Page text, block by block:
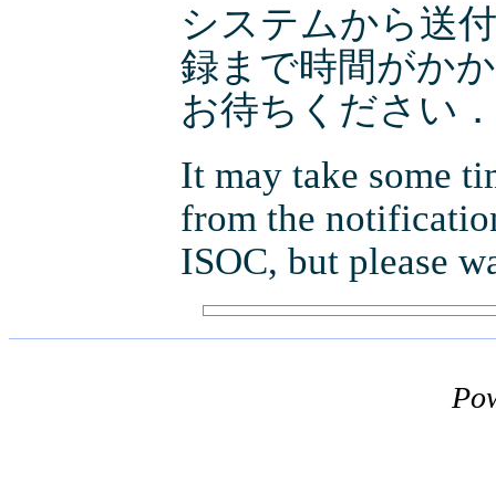
システムから送
録まで時間がか
お待ちください．
It may take some
from the
ISOC, but please